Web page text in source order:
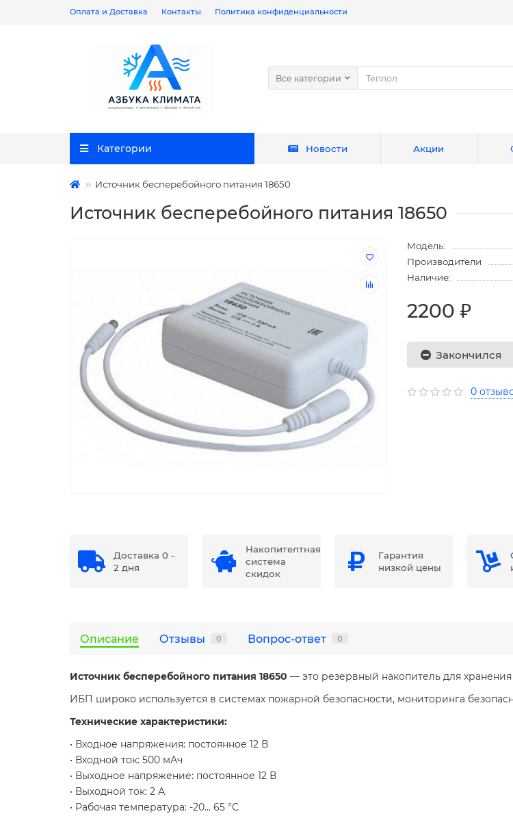
Оплата и Доставка Контакты Политика конфиденциальности
Все категории
Категории Новости Акции
Источник бесперебойного питания 18650
Источник бесперебойного питания 18650
Модель:
Производители
Наличие:
2200 ₽
Закончился
0
Доставка 0 -
2 дня
Накопителтная
система
скидок
Гарантия
низкой цены
Описание Отзывы 0 Вопрос-ответ 0
Источник бесперебойного питания 18650 — это резервный накопитель для
ИБП широко используется в системах пожарной безопасности, мониторинга
Технические характеристики:
• Входное напряжения: постоянное 12 В
• Входной ток: 500 мАч
• Выходное напряжение: постоянное 12 В
• Выходной ток: 2 А
• Рабочая температура: -20... 65 °C